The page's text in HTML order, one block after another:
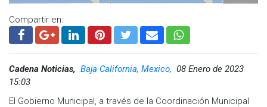
Compartir en:
Cadena Noticias, Baja California, Mexico, 08 Enero de 2023
15:03
El Gobierno Municipal, a través de la Coordinación Municipal